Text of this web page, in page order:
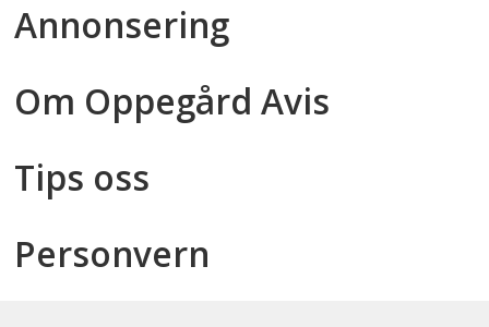
Annonsering
Om Oppegård Avis
Tips oss
Personvern